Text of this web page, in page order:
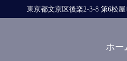
東京都文京区後楽2-3-8 第6松
ホー